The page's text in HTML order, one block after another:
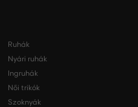
Ruhák
Nyári ruhák
Ingruhák
Női trikók
Szoknyák